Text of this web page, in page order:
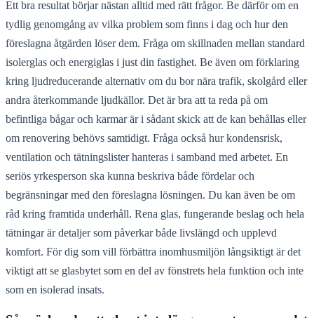
Ett bra resultat börjar nästan alltid med rätt frågor. Be därför om en
tydlig genomgång av vilka problem som finns i dag och hur den
föreslagna åtgärden löser dem. Fråga om skillnaden mellan standard
isolerglas och energiglas i just din fastighet. Be även om förklaring
kring ljudreducerande alternativ om du bor nära trafik, skolgård eller
andra återkommande ljudkällor. Det är bra att ta reda på om
befintliga bågar och karmar är i sådant skick att de kan behållas eller
om renovering behövs samtidigt. Fråga också hur kondensrisk,
ventilation och tätningslister hanteras i samband med arbetet. En
seriös yrkesperson ska kunna beskriva både fördelar och
begränsningar med den föreslagna lösningen. Du kan även be om
råd kring framtida underhåll. Rena glas, fungerande beslag och hela
tätningar är detaljer som påverkar både livslängd och upplevd
komfort. För dig som vill förbättra inomhusmiljön långsiktigt är det
viktigt att se glasbytet som en del av fönstrets hela funktion och inte
som en isolerad insats.